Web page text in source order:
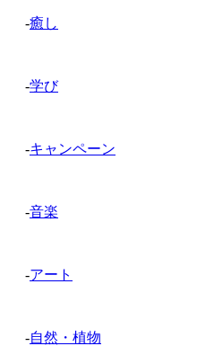
-癒し
-学び
-キャンペーン
-音楽
-アート
-自然・植物